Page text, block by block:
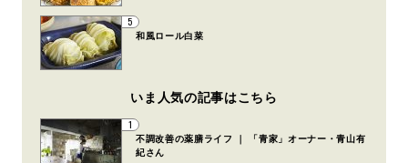
5
和風ロール白菜
いま人気の記事はこちら
1
不調改善の薬膳ライフ ｜ 「青家」オーナー・青山有
紀さん